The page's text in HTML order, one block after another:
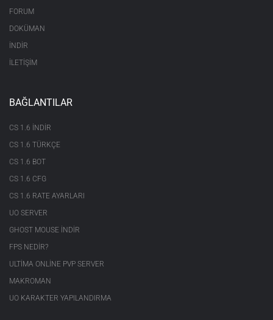
FORUM
DOKÜMAN
İNDİR
İLETİŞİM
BAĞLANTILAR
CS 1.6 INDIR
CS 1.6 TÜRKÇE
CS 1.6 BOT
CS 1.6 CFG
CS 1.6 RATE AYARLARI
UO SERVER
GHOST MOUSE INDIR
FPS NEDIR?
ULTIMA ONLINE PVP SERVER
MAKROMAN
UO KARAKTER YAPILANDIRMA